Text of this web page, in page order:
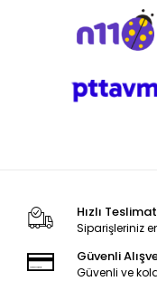
Hızlı Teslimat
Siparişleriniz
Güvenli
Güvenli ve